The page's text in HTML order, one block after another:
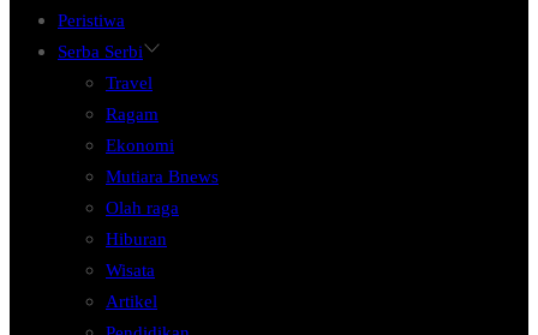
Peristiwa
Serba Serbi
Travel
Ragam
Ekonomi
Mutiara Bnews
Olah raga
Hiburan
Wisata
Artikel